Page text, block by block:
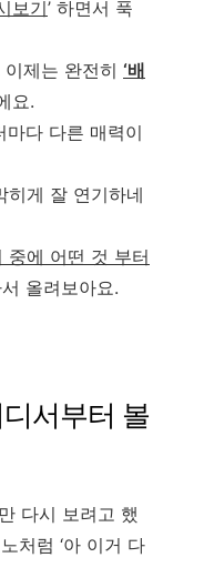
보기’ 하면서 푹
제는 완전히 ‘배
요.
마다 다른 매력이
히게 잘 연기하네
중에 어떤 것 부터
올려보아요.
서부터 볼
다시 보려고 했
처럼 ‘아 이거 다